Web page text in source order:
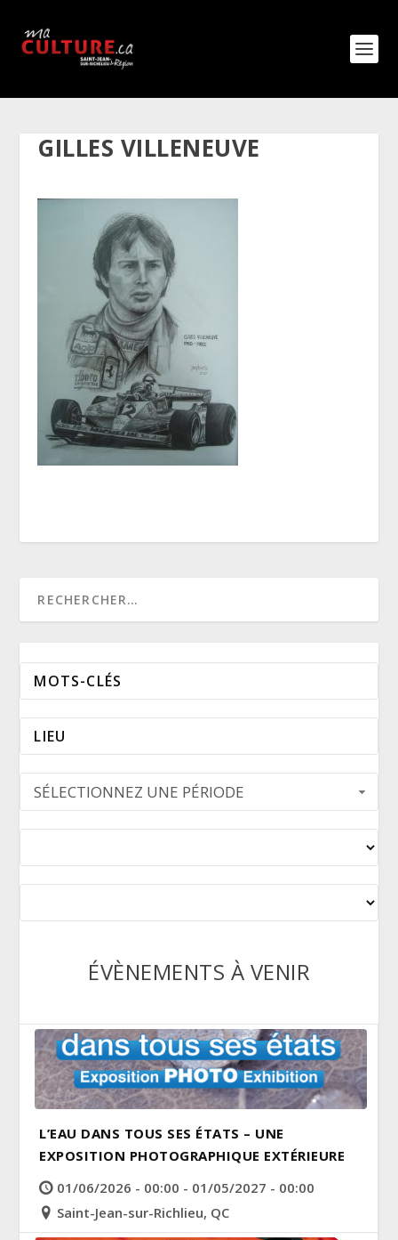
GILLES VILLENEUVE
SÉLECTIONNEZ UNE PÉRIODE
ÉVÈNEMENTS À VENIR
L’EAU DANS TOUS SES ÉTATS – UNE
EXPOSITION PHOTOGRAPHIQUE EXTÉRIEURE
01/06/2026 - 00:00 - 01/05/2027 - 00:00
Saint-Jean-sur-Richlieu, QC